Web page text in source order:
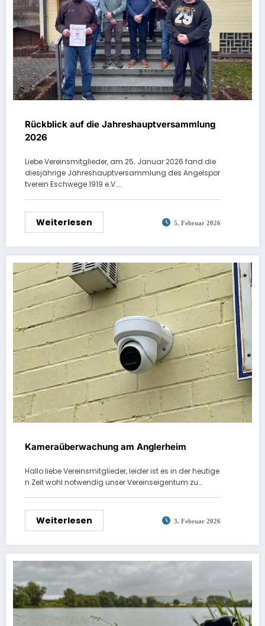
Rückblick auf die Jahreshauptversammlung
2026
Liebe Vereinsmitglieder, am 25. Januar 2026 fand die
diesjährige Jahreshauptversammlung des Angelspor
tverein Eschwege 1919 e.V.…
Weiterlesen 5. Februar 2026
Kameraüberwachung am Anglerheim
Hallo liebe Vereinsmitglieder, leider ist es in der heutige
n Zeit wohl notwendig unser Vereinseigentum zu…
Weiterlesen 3. Februar 2026